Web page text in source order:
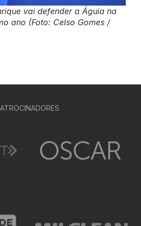
vai defender a Águia na
ano (Foto: Celso Gomes /